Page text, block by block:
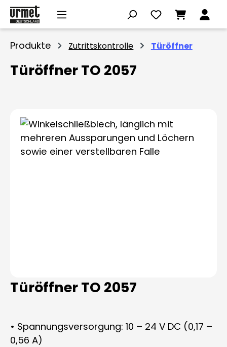
Zum Hauptinhalt springen
Produkte Zutrittskontrolle Türöffner
Türöffner TO 2057
Bildergalerie überspringen
Türöffner TO 2057
• Spannungsversorgung: 10 – 24 V DC (0,17 –
0,56 A)